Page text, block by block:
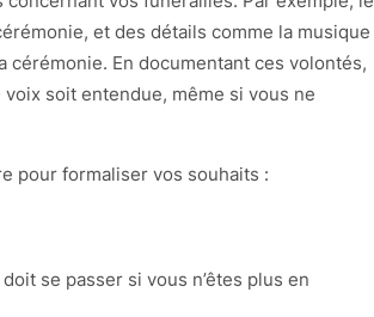
et des détails comme la musique
En documentant ces volontés,
soit entendue, même si vous ne
pour formaliser vos souhaits :
se passer si vous n’êtes plus en